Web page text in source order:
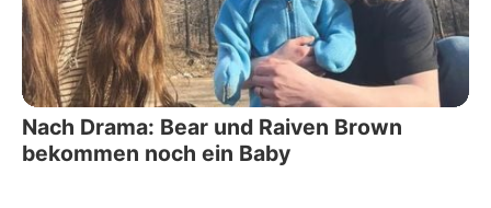
Nach Drama: Bear und Raiven Brown
bekommen noch ein Baby